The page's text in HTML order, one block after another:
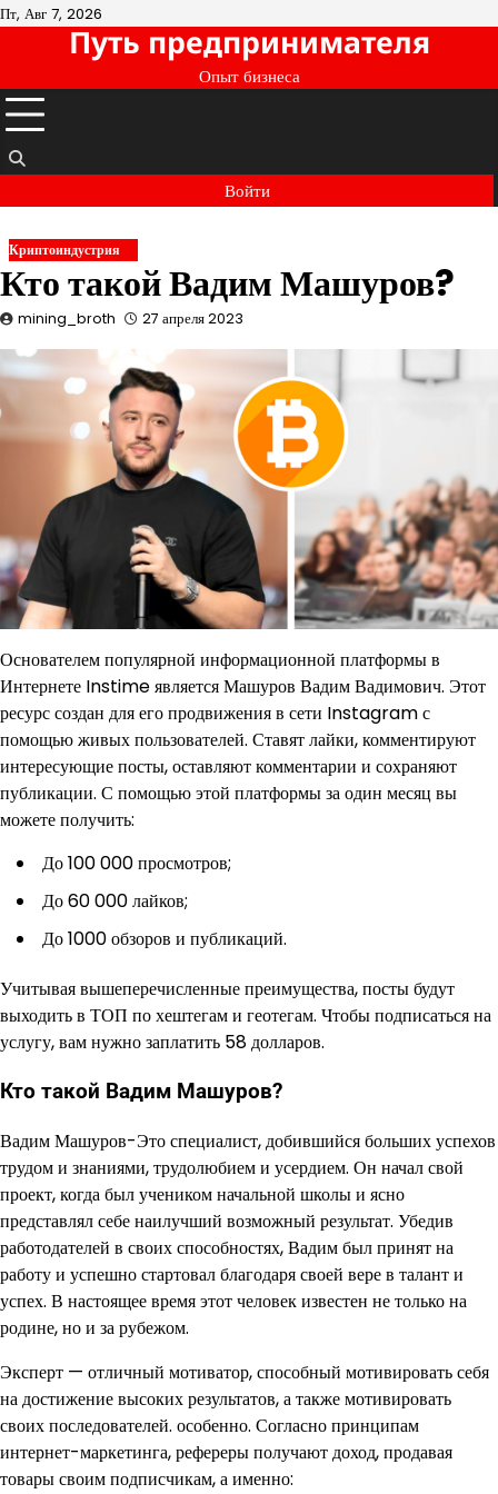
Перейти
содержимому
Пт, Авг 7, 2026
Путь предпринимателя
Опыт бизнеса
Войти
Криптоиндустрия
Кто такой Вадим Машуров?
mining_broth 27 апреля 2023
Основателем популярной информационной платформы в
Интернете Instime является Машуров Вадим Вадимович. Этот
ресурс создан для его продвижения в сети Instagram с
помощью живых пользователей. Ставят лайки, комментируют
интересующие посты, оставляют комментарии и сохраняют
публикации. С помощью этой платформы за один месяц вы
можете получить:
До 100 000 просмотров;
До 60 000 лайков;
До 1000 обзоров и публикаций.
Учитывая вышеперечисленные преимущества, посты будут
выходить в ТОП по хештегам и геотегам. Чтобы подписаться на
услугу, вам нужно заплатить 58 долларов.
Кто такой Вадим Машуров?
Вадим Машуров-Это специалист, добившийся больших успехов
трудом и знаниями, трудолюбием и усердием. Он начал свой
проект, когда был учеником начальной школы и ясно
представлял себе наилучший возможный результат. Убедив
работодателей в своих способностях, Вадим был принят на
работу и успешно стартовал благодаря своей вере в талант и
успех. В настоящее время этот человек известен не только на
родине, но и за рубежом.
Эксперт — отличный мотиватор, способный мотивировать себя
на достижение высоких результатов, а также мотивировать
своих последователей. особенно. Согласно принципам
интернет-маркетинга, рефереры получают доход, продавая
товары своим подписчикам, а именно: